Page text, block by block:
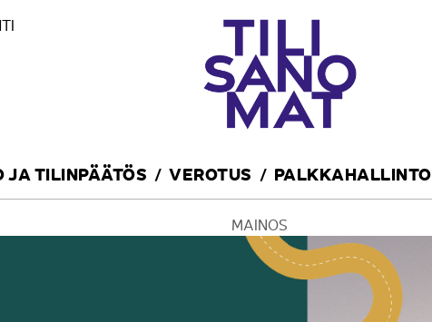
JA TILINPÄÄTÖS VEROTUS PALKKAHALLINTO
MAINOS